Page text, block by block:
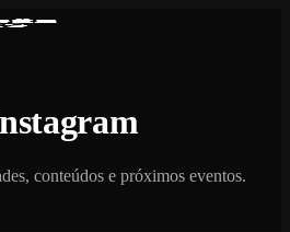
conteúdos e próximos eventos.